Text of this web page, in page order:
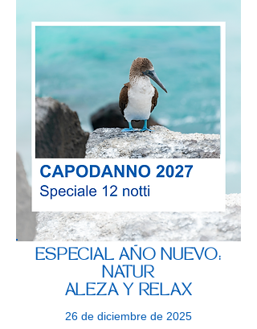
ESPECIAL AÑO NUEVO:
NATUR
ALEZA Y RELAX
26 de diciembre de 2025